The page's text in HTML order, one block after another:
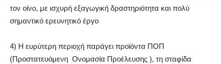
τον οίνο, με ισχυρή εξαγωγική δραστηριότητα και πολύ
σημαντικό ερευνητικό έργο
4) Η ευρύτερη περιοχή παράγει προϊόντα ΠΟΠ
(Προστατευόμενη Ονομασία Προέλευσης ), τη σταφίδα